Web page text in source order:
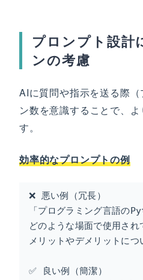
プロンプト設計
ンの考慮
AIに質問や指示を送る際
ン数を意識することで、
す。
効率的なプロンプトの例
❌ 悪い例（冗長）
「プログラミング言語の
どのような場面で使用さ
メリットやデメリットに
✅ 良い例（簡潔）